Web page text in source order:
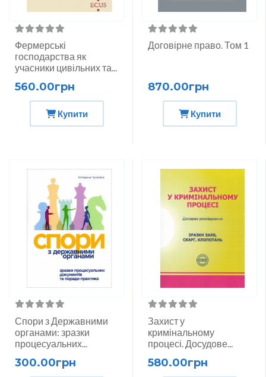
Фермерські
господарства як
учасники цивільних та...
560.00грн
Купити
Договірне право. Том 1
870.00грн
Купити
Спори з Державними
органами: зразки
процесуальних...
300.00грн
Захист у
кримінальному
процесі. Досудове...
580.00грн